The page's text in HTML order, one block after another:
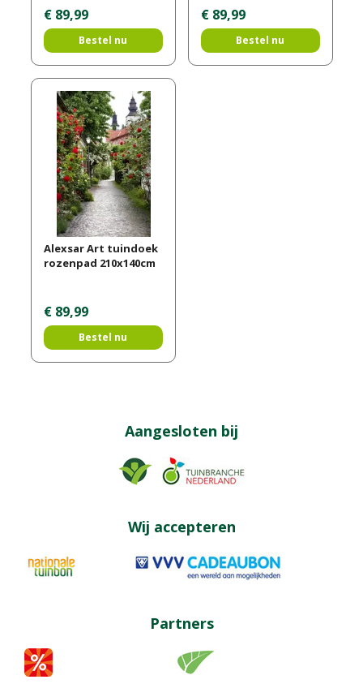
€ 89,99
Bestel nu
€ 89,99
Bestel nu
Alexsar Art tuindoek
rozenpad 210x140cm
€ 89,99
Bestel nu
Aangesloten bij
Wij accepteren
Partners